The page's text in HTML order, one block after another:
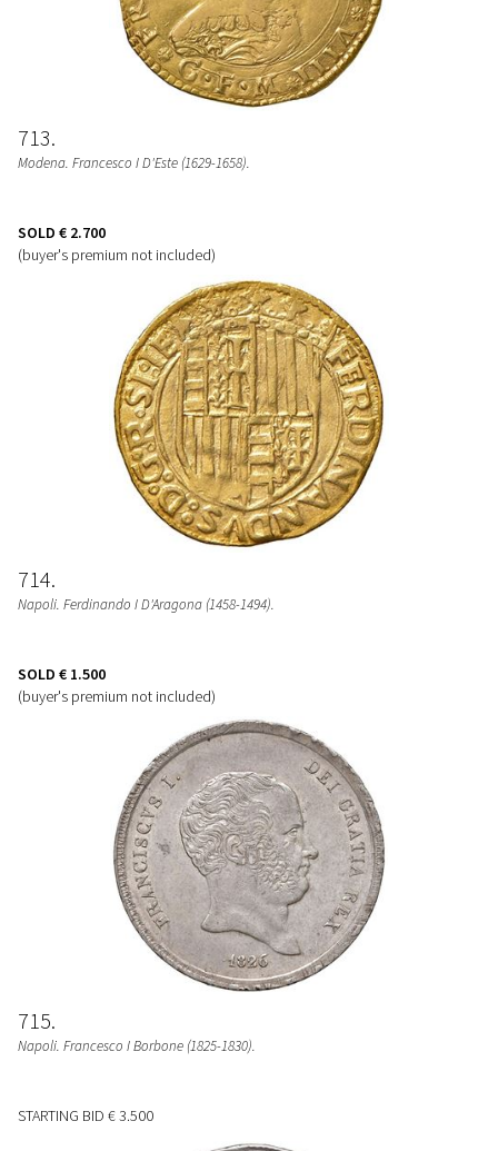
713
Modena. Francesco I D'Este (1629-1658).
SOLD € 2.700
(buyer's premium not included)
714
Napoli. Ferdinando I D'Aragona (1458-1494).
SOLD € 1.500
(buyer's premium not included)
715
Napoli. Francesco I Borbone (1825-1830).
STARTING BID € 3.500